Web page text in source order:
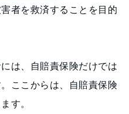
者を救済することを目的
は、自賠責保険だけでは
ここからは、自賠責保険
す。